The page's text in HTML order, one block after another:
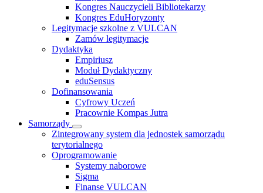
Kongres Nauczycieli Bibliotekarzy
Kongres EduHoryzonty
Legitymacje szkolne z VULCAN
Zamów legitymacje
Dydaktyka
Empiriusz
Moduł Dydaktyczny
eduSensus
Dofinansowania
Cyfrowy Uczeń
Pracownie Kompas Jutra
Samorządy
Zintegrowany system dla jednostek samorządu
terytorialnego
Oprogramowanie
Systemy naborowe
Sigma
Finanse VULCAN